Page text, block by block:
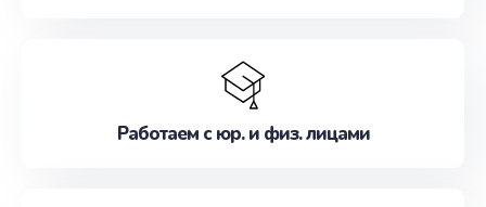
Работаем с юр. и физ. лицами